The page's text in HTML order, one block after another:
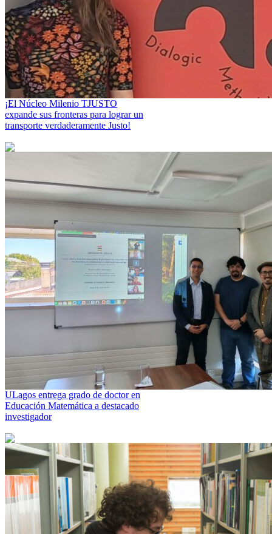
¡El Núcleo Milenio TJUSTO
expande sus fronteras para lograr un
transporte verdaderamente Justo!
ULagos entrega grado de doctor en
Educación Matemática a destacado
investigador